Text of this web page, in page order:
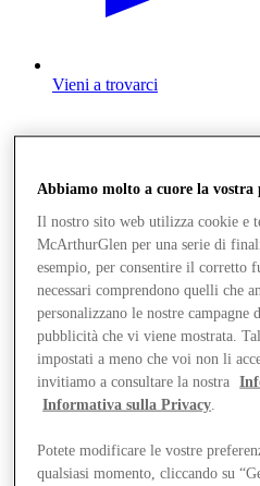
Vieni a trovarci
Abbiamo molto a cuore la vostra
Il nostro sito web utilizza cookie e
McArthurGlen per una serie di
esempio, per consentire il corretto
necessari comprendono quelli che
personalizzano le nostre
pubblicità che vi viene mostrata.
impostati a meno che voi non li
invitiamo a consultare la nostra
Informativa sulla Privacy
Potete modificare le vostre
qualsiasi momento, cliccando su